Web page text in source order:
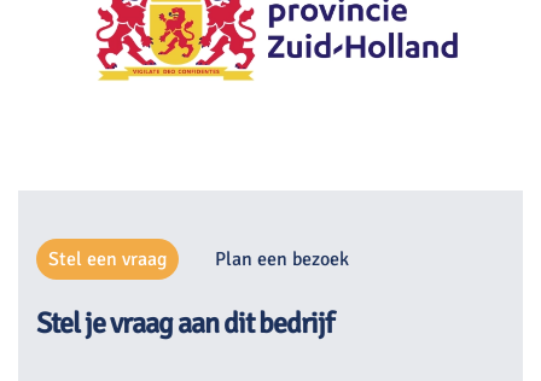
Stel een vraag Plan een bezoek
Stel je vraag aan dit bedrijf